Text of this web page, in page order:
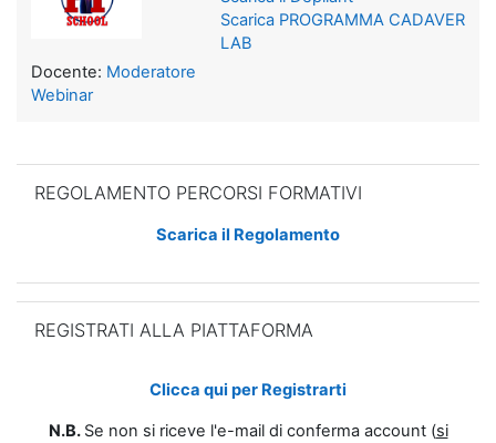
Scarica PROGRAMMA CADAVER
LAB
Docente: Moderatore
Webinar
REGOLAMENTO PERCORSI FORMATIVI
Scarica il Regolamento
REGISTRATI ALLA PIATTAFORMA
Clicca qui per Registrarti
N.B. Se non si riceve l'e-mail di conferma account (si